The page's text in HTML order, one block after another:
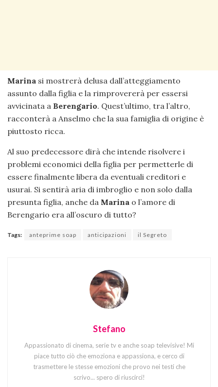
Marina si mostrerà delusa dall’atteggiamento
assunto dalla figlia e la rimprovererà per essersi
avvicinata a Berengario. Quest’ultimo, tra l’altro,
racconterà a Anselmo che la sua famiglia di origine è
piuttosto ricca.
Al suo predecessore dirà che intende risolvere i
problemi economici della figlia per permetterle di
essere finalmente libera da eventuali creditori e
usurai. Si sentirà aria di imbroglio e non solo dalla
presunta figlia, anche da Marina o l’amore di
Berengario era all’oscuro di tutto?
Tags: anteprime soap anticipazioni il Segreto
Stefano
Appassionato di cinema, serie tv e anche soap televisive! Mi
piace tutto ciò che emoziona e appassiona, e cerco di
trasmettere le stesse emozioni che provo nei testi che
scrivo... spero di riuscirci!